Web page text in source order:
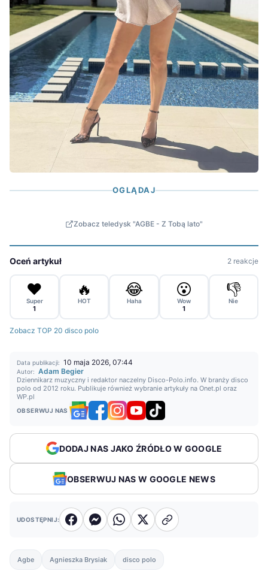
OGLĄDAJ
Zobacz teledysk "AGBE - Z Tobą lato"
Oceń artykuł 2 reakcje
❤️
Super
1
🔥
HOT
😂
Haha
😮
Wow
1
👎
Nie
Zobacz TOP 20 disco polo
Data publikacji: 10 maja 2026, 07:44
Autor: Adam Begier
Dziennikarz muzyczny i redaktor naczelny Disco-Polo.info. W branży disco
polo od 2012 roku. Publikuje również wybranie artykuły na Onet.pl oraz
WP.pl
OBSERWUJ NAS
DODAJ NAS JAKO ŹRÓDŁO W GOOGLE
OBSERWUJ NAS W GOOGLE NEWS
UDOSTĘPNIJ:
Agbe Agnieszka Brysiak disco polo